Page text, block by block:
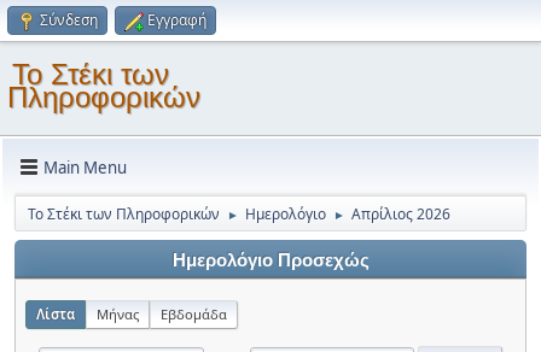
Σύνδεση Εγγραφή
Το Στέκι των
Πληροφορικών
Main Menu
Το Στέκι των Πληροφορικών ► Ημερολόγιο ► Απρίλιος 2026
Ημερολόγιο Προσεχώς
Λίστα Μήνας Εβδομάδα